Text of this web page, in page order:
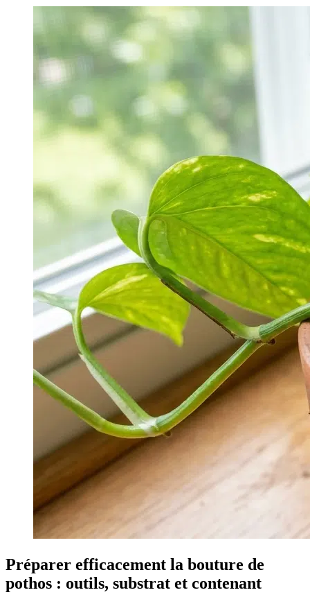
Préparer efficacement la bouture de
pothos : outils, substrat et contenant